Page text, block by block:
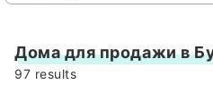
Дома для продажи в
97 results